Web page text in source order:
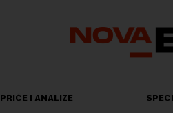
PRIČE I ANALIZE